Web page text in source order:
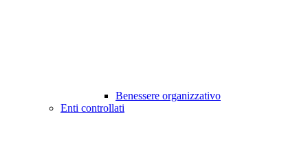
Benessere organizzativo
Enti controllati